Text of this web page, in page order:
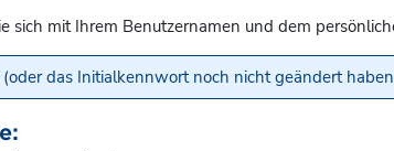
sich mit Ihrem Benutzernamen und dem
das Initialkennwort noch nicht geändert